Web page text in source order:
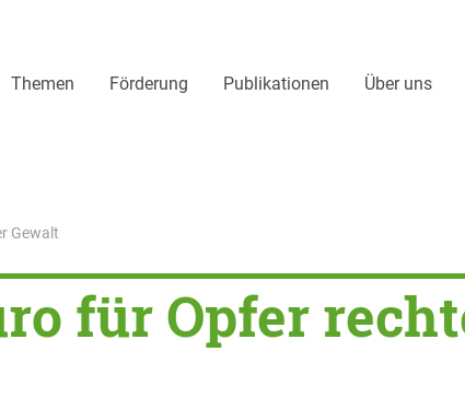
Themen Förderung Publikationen Über uns
Gewalt
für Opfer